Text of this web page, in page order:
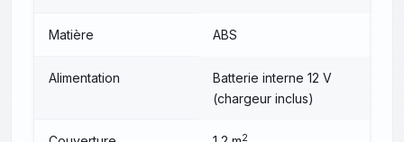
Matière ABS
Alimentation
Batterie interne 12 V
(chargeur inclus)
2